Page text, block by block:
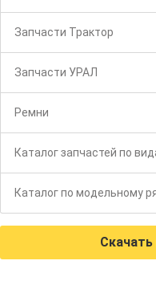
Запчасти Трактор
Запчасти УРАЛ
Ремни
Каталог запчастей по
Каталог по модельному
Скачать